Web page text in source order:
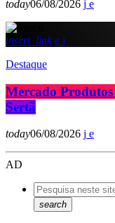
today06/08/2026
insert_link
Destaque
Mercado
Sertã
today06/08/2026
AD
search